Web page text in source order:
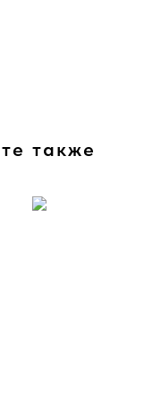
также